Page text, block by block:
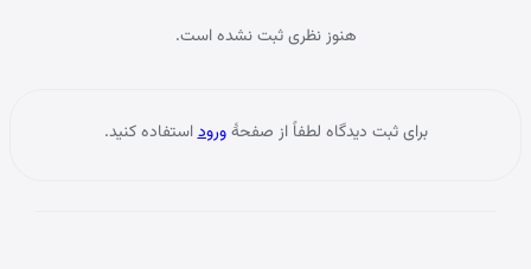
نظرات خریدارانهنوز نظری ثبت نشده است.
برای ثبت دیدگاه لطفاً از صفحهٔوروداستفاده کنید.